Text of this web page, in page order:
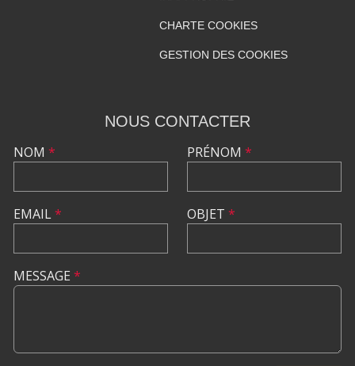
CHARTE COOKIES
GESTION DES COOKIES
NOUS CONTACTER
NOM *
EMAIL*
PRÉNOM *
OBJET *
MESSAGE *